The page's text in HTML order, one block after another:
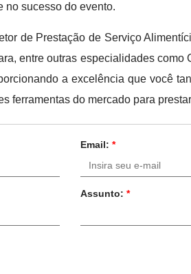
no sucesso do evento.
de Prestação de Serviço
entre outras especialidades
a excelência que você
ferramentas do mercado para
Email: *
Assunto: *